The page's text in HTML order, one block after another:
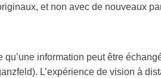
et non avec de nouveaux
qu’une information peut être
). L’expérience de vision à